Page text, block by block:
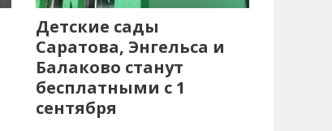
Детские сады
Саратова, Энгельса и
Балаково станут
бесплатными с 1
сентября